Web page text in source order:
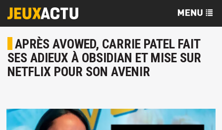
APRÈS AVOWED, CARRIE PATEL FAIT
SES ADIEUX À OBSIDIAN ET MISE SUR
NETFLIX POUR SON AVENIR